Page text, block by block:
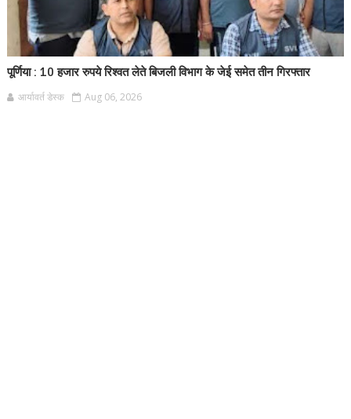
पूर्णिया : 10 हजार रुपये रिश्वत लेते बिजली विभाग के जेई समेत तीन गिरफ्तार
आर्यावर्त डेस्क Aug 06, 2026